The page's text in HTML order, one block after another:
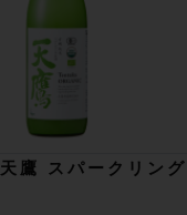
鷹 スパークリング